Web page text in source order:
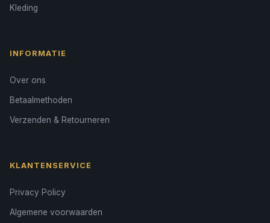
Kleding
INFORMATIE
Over ons
Betaalmethoden
Verzenden & Retourneren
KLANTENSERVICE
Privacy Policy
Algemene voorwaarden